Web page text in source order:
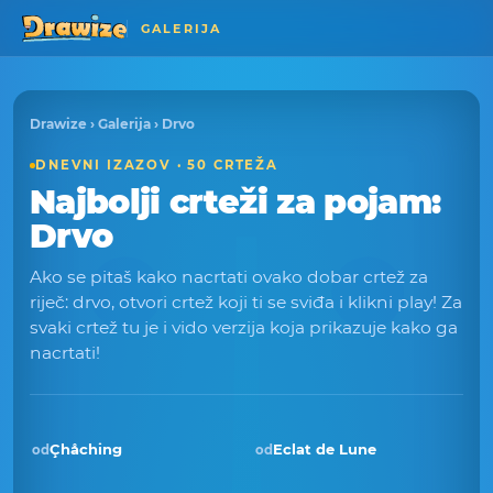
GALERIJA
Drawize › Galerija › Drvo
DNEVNI IZAZOV · 50 CRTEŽA
Najbolji crteži za pojam:
Drvo
Ako se pitaš kako nacrtati ovako dobar crtež za
riječ: drvo, otvori crtež koji ti se sviđa i klikni play! Za
svaki crtež tu je i vido verzija koja prikazuje kako ga
nacrtati!
Pobjednik · stu 2025
odÇhåching od Eclat de Lune